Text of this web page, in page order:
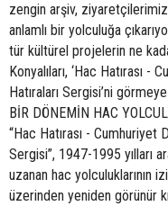
zengin arşiv,
anlamlı bir yolculuğa
tür kültürel projelerin ne
Konyalıları, ‘Hac Hatırası
Hatıraları Sergisi’ni
BİR DÖNEMİN HAC
“Hac Hatırası - Cumhuriyet
Sergisi”, 1947-1995 yılları
uzanan hac
üzerinden yeniden görünür